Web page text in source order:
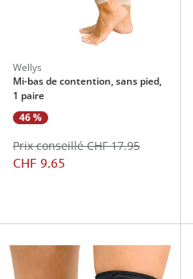
Wellys
Mi-bas de contention, sans pied,
1 paire
46 %
CHF 9.65
Prix conseillé CHF 17.95